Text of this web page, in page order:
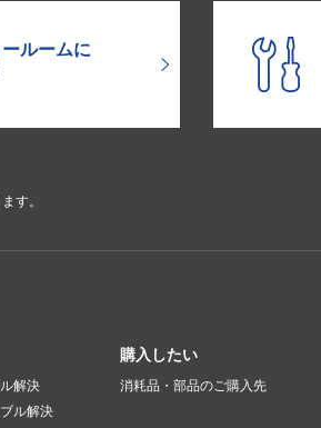
ルームに
す。
解決
ル解決
購入したい
消耗品・部品のご購入先